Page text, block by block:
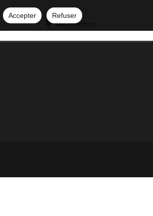
Accepter
Refuser
Ma sélection